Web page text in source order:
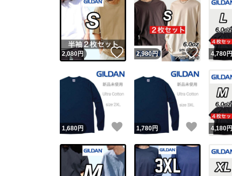
2,080円 いいね！
2,980円 いいね！
4,780円
1,680円 いいね！
1,780円 いいね！
4,180円